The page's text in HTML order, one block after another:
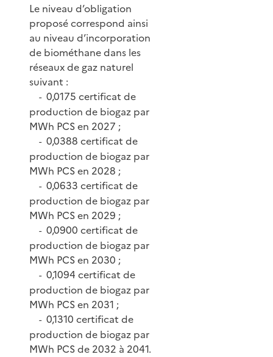
Le niveau d’obligation
proposé correspond ainsi
au niveau d’incorporation
de biométhane dans les
réseaux de gaz naturel
suivant :
-0,0175 certificat de
production de biogaz par
MWh PCS en 2027 ;
-0,0388 certificat de
production de biogaz par
MWh PCS en 2028 ;
-0,0633 certificat de
production de biogaz par
MWh PCS en 2029 ;
-0,0900 certificat de
production de biogaz par
MWh PCS en 2030 ;
-0,1094 certificat de
production de biogaz par
MWh PCS en 2031 ;
-0,1310 certificat de
production de biogaz par
MWh PCS de 2032 à 2041.